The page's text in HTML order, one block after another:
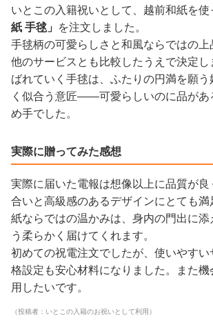
いとこの入籍祝いとして、越前和紙を使
紙 手毬」
を注文しました。
手毬柄の可愛らしさと和風ならではの上
他のサービスとも比較したうえで決定
ばれていく手毬は、ふたりの円満を願う
く似合う意匠——可愛らしいのに品があ
め手でした。
実際に贈ってみた感想
実際に届いた電報は想像以上に品質が
合いと高級感のあるデザインにとても満
紙ならではの温かみは、身内の門出に添
う柔らかく届けてくれます。
初めての祝電注文でしたが、使いやすい
格設定も安心材料になりました。また機
用したいです。
（投稿者：いとこの入籍のお祝いとして利用）